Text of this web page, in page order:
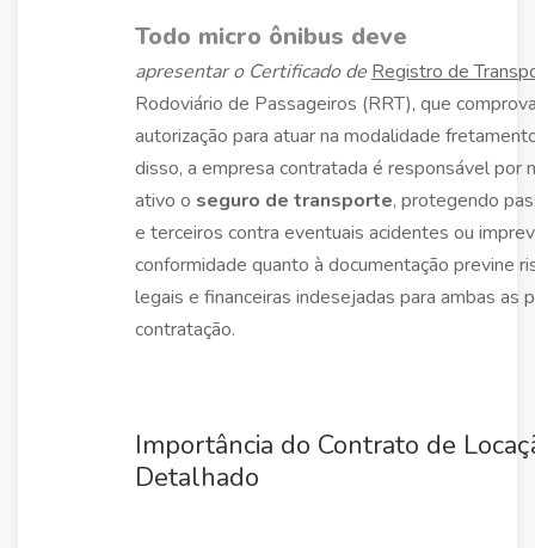
Todo micro ônibus deve
apresentar o Certificado de Registro de
Rodoviário de Passageiros (RRT), que
autorização para atuar na modalidade
disso, a empresa contratada é responsável por
ativo o seguro de transporte, protegendo
e terceiros contra eventuais acidentes ou
conformidade quanto à documentação previne
legais e financeiras indesejadas para ambas as
contratação.
Importância do Contrato de
Detalhado